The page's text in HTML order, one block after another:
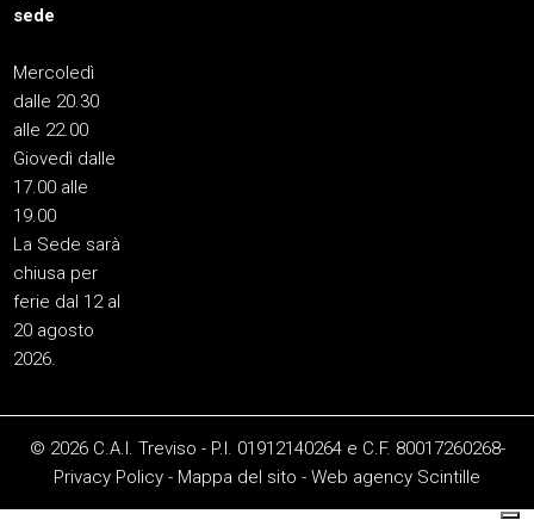
sede
Mercoledì
dalle 20.30
alle 22.00
Giovedì dalle
17.00 alle
19.00
La Sede sarà
chiusa per
ferie dal 12 al
20 agosto
2026.
© 2026 C.A.I. Treviso - P.I. 01912140264 e C.F. 80017260268-
Privacy Policy - Mappa del sito - Web agency Scintille